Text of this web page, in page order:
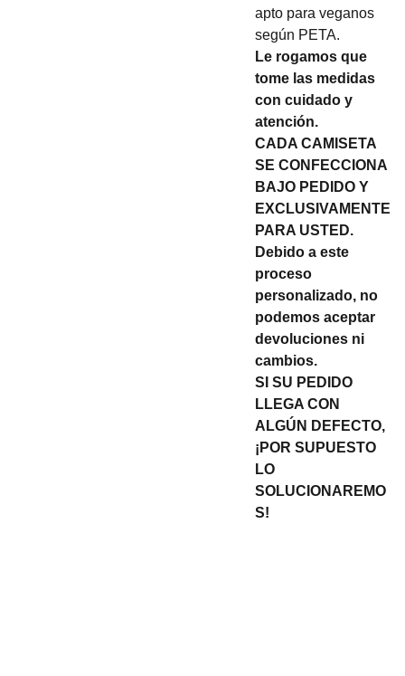
apto para veganos
según PETA.
Le rogamos que
tome las medidas
con cuidado y
atención.
CADA CAMISETA
SE CONFECCIONA
BAJO PEDIDO Y
EXCLUSIVAMENTE
PARA USTED.
Debido a este
proceso
personalizado, no
podemos aceptar
devoluciones ni
cambios.
SI SU PEDIDO
LLEGA CON
ALGÚN DEFECTO,
¡POR SUPUESTO
LO
SOLUCIONAREMO
S!